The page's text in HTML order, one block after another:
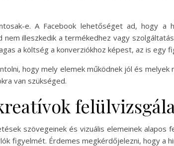
e. A Facebook lehetőséget ad, hogy a
illeszkedik a termékedhez vagy
a költség a konverziókhoz képest, az is egy
hogy mely elemek működnek jól és
van szükséged.
szövegeinek és vizuális elemeinek alapos
figyelmét. Érdemes megkérdőjelezni, hogy a